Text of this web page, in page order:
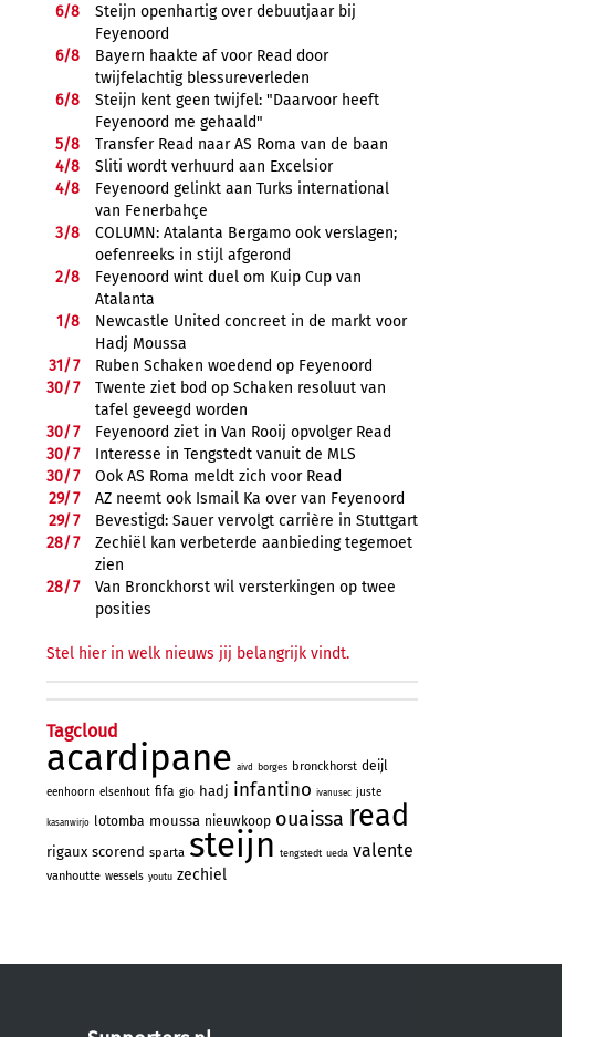
6/8
Steijn openhartig over debuutjaar bij
Feyenoord
6/8
Bayern haakte af voor Read door
twijfelachtig blessureverleden
6/8
Steijn kent geen twijfel: "Daarvoor heeft
Feyenoord me gehaald"
5/8
Transfer Read naar AS Roma van de baan
4/8
Sliti wordt verhuurd aan Excelsior
4/8
Feyenoord gelinkt aan Turks international
van Fenerbahçe
3/8
COLUMN: Atalanta Bergamo ook verslagen;
oefenreeks in stijl afgerond
2/8
Feyenoord wint duel om Kuip Cup van
Atalanta
1/8
Newcastle United concreet in de markt voor
Hadj Moussa
31/7
Ruben Schaken woedend op Feyenoord
30/7
Twente ziet bod op Schaken resoluut van
tafel geveegd worden
30/7
Feyenoord ziet in Van Rooij opvolger Read
30/7
Interesse in Tengstedt vanuit de MLS
30/7
Ook AS Roma meldt zich voor Read
29/7
AZ neemt ook Ismail Ka over van Feyenoord
29/7
Bevestigd: Sauer vervolgt carrière in Stuttgart
28/7
Zechiël kan verbeterde aanbieding tegemoet
zien
28/7
Van Bronckhorst wil versterkingen op twee
posities
Stel hier in welk nieuws jij belangrijk vindt.
Tagcloud
acardipane aivd borges bronckhorst deijl
eenhoorn elsenhout fifa gio hadj infantino ivanusec juste
kasanwirjo lotomba moussa nieuwkoop ouaissa read
rigaux scorend sparta steijn tengstedt ueda valente
vanhoutte wessels youtu zechiel